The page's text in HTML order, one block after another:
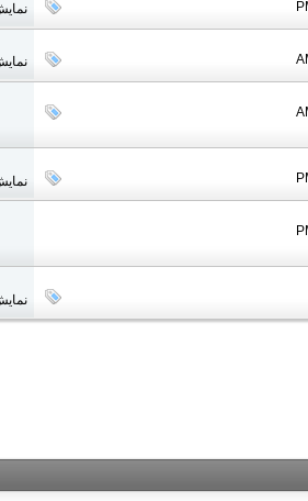
نمایش
نمایش
نمایش
نمایش